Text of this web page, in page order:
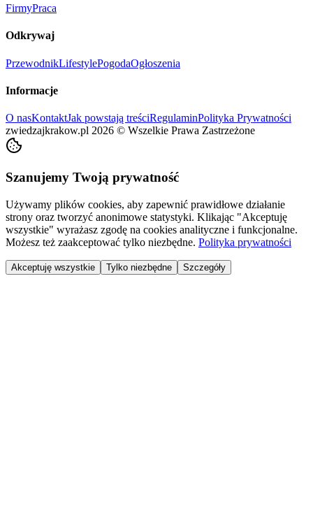
FirmyPraca
Odkrywaj
PrzewodnikLifestylePogodaOgłoszenia
Informacje
O nasKontaktJak powstają treściRegulaminPolityka Prywatności
zwiedzajkrakow.pl 2026 © Wszelkie Prawa Zastrzeżone
Szanujemy Twoją prywatność
Używamy plików cookies, aby zapewnić prawidłowe działanie
strony oraz tworzyć anonimowe statystyki. Klikając "Akceptuję
wszystkie" wyrażasz zgodę na cookies analityczne i funkcjonalne.
Możesz też zaakceptować tylko niezbędne. Polityka prywatności
Akceptuję wszystkie Tylko niezbędne Szczegóły